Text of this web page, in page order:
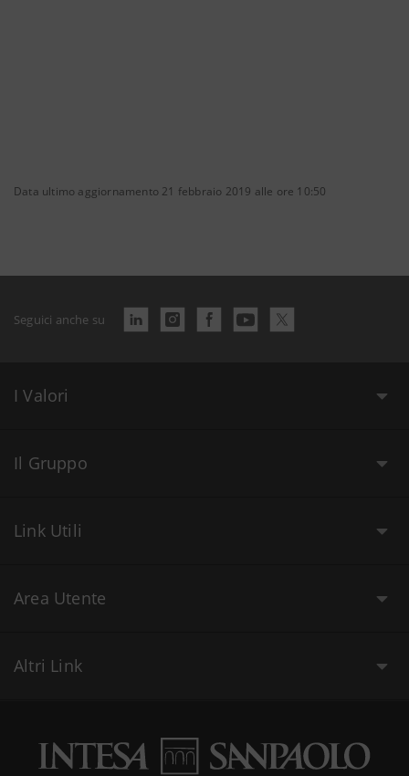
Data ultimo aggiornamento 21 febbraio 2019 alle ore 10:50
Seguici anche su
I Valori
Il Gruppo
Link Utili
Area Utente
Altri Link